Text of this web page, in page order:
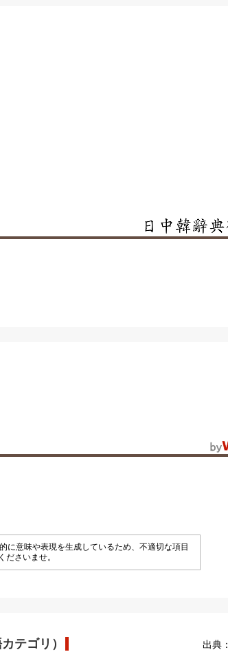
に意味や表現を生成しているため、不適切な項目
ださいませ。
テゴリ） 出典：